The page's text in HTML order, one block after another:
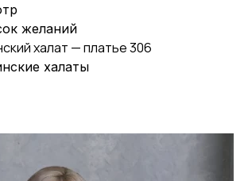
желаний
халат — платье 306
халаты